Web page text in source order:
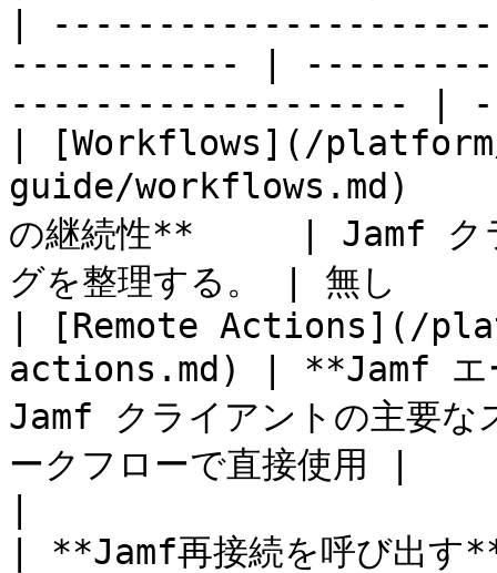
|
----------- |
------------------- |
| [Workflows](/
guide/workflows.md)
の継続性**     | Jamf クラ
グを整理する。 | 無し
| [Remote Actions](/
actions.md) | **Jamf エ
Jamf クライアントの主要
ークフローで直接使用 |
| **Jamf再接続を呼び出